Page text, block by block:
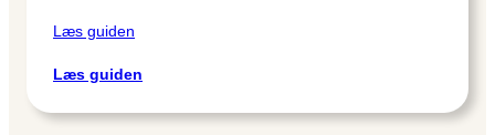
Læs guiden
Læs guiden
i